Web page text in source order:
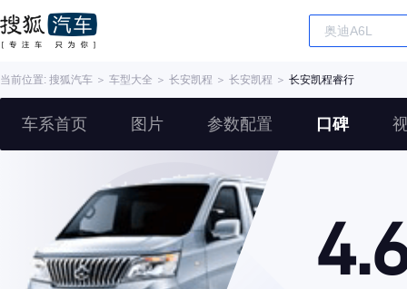
当前位置: 搜狐汽车 ＞ 车型大全 ＞ 长安凯程 ＞ 长安凯程 ＞ 长安凯程睿行
车系首页 图片 参数配置 口碑